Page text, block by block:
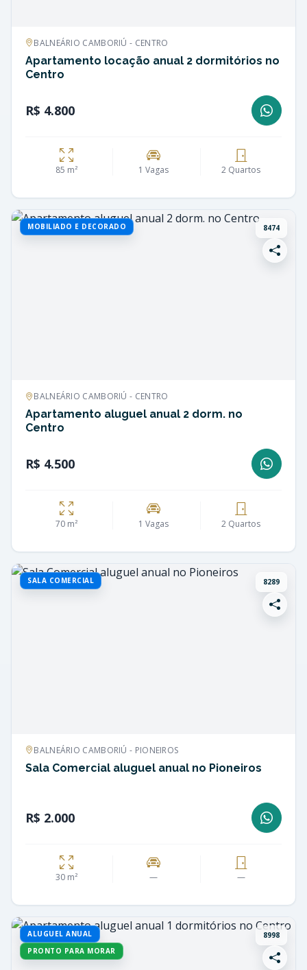
BALNEÁRIO CAMBORIÚ - CENTRO
Apartamento locação anual 2 dormitórios no
Centro
R$ 4.800
85 m² 1 Vagas 2 Quartos
MOBILIADO E DECORADO 8474
BALNEÁRIO CAMBORIÚ - CENTRO
Apartamento aluguel anual 2 dorm. no
Centro
R$ 4.500
70 m² 1 Vagas 2 Quartos
SALA COMERCIAL 8289
BALNEÁRIO CAMBORIÚ - PIONEIROS
Sala Comercial aluguel anual no Pioneiros
R$ 2.000
30 m² — —
ALUGUEL ANUAL
PRONTO PARA MORAR
8998